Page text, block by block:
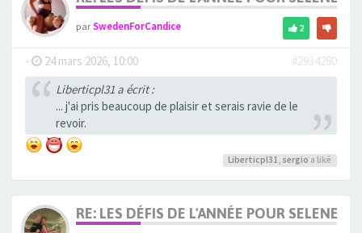
parSwedenForCandice 2
- 24 mars 2026, 10:00
#2934280
Liberticpl31 a écrit :
... j'ai pris beaucoup de plaisir et serais ravie de le
revoir.
Liberticpl31 sergio a liké
RE: LES DÉFIS DE L'ANNÉE POUR SELENE